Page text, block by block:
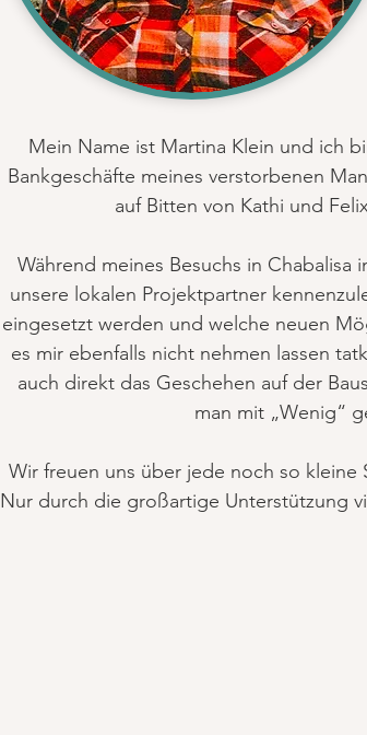
Mein Name ist Martina Klein und ich
Bankgeschäfte meines verstorbenen
auf Bitten von Kathi und
Während meines Besuchs in
unsere lokalen Projektpartner
eingesetzt werden und welche neuen
es mir ebenfalls nicht nehmen lassen
auch direkt das Geschehen auf der
man mit „Wenig“
Wir freuen uns über jede noch so kleine
Nur durch die großartige Unterstützung